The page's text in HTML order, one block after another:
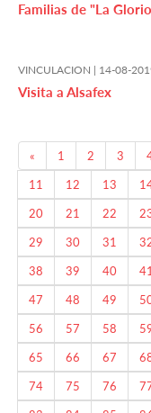
Familias de "La
VINCULACION | 14-08-
Visita a Alsafex
« Previous
1 2 3
11
12 13
20
21 22
29
30 31
38
39 40
47
48 49
56
57 58
65
66 67
74
75 76